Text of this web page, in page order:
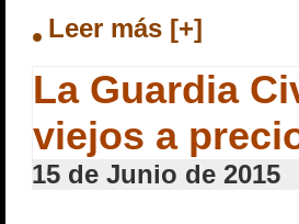
Leer más [+]
La Guardia
viejos a
15 de Junio de 2015